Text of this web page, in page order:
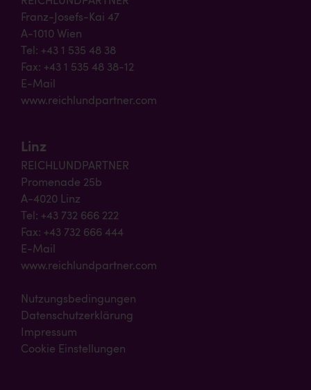
Franz-Josefs-Kai 47
A-1010 Wien
Tel: +43 1 535 48 38
Fax: +43 1 535 48 38-12
E-Mail
www.reichlundpartner.com
Linz
REICHLUNDPARTNER
Promenade 25b
A-4020 Linz
Tel: +43 732 666 222
Fax: +43 732 666 444
E-Mail
www.reichlundpartner.com
Nutzungsbedingungen
Datenschutzerklärung
Impressum
Cookie Einstellungen